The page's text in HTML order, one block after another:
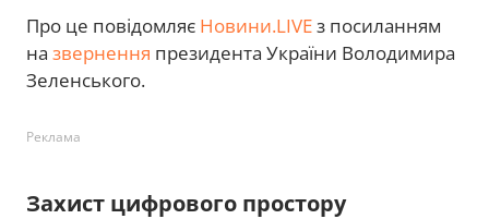
Про це повідомляє Новини.LIVEз посиланням
на звернення президента України Володимира
Зеленського.
Реклама
Захист цифрового простору